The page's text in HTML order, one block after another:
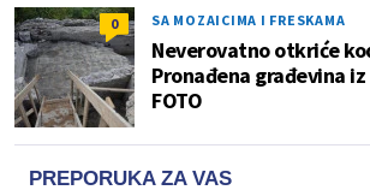
0 SA MOZAICIMA I FRESKAMA
Neverovatno otkriće
Pronađena građevina
FOTO
PREPORUKA ZA VAS